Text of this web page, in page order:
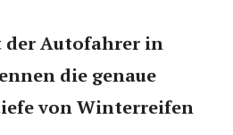
der Autofahrer in
die genaue
von Winterreifen